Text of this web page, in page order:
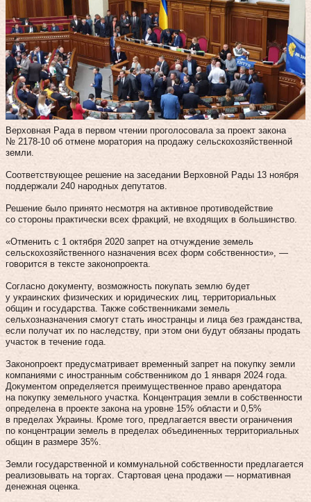
Верховная Рада в первом чтении проголосовала за проект закона
№ 2178-10 об отмене моратория на продажу сельскохозяйственной
земли.
Соответствующее решение на заседании Верховной Рады 13 ноября
поддержали 240 народных депутатов.
Решение было принято несмотря на активное противодействие
со стороны практически всех фракций, не входящих в большинство.
«Отменить с 1 октября 2020 запрет на отчуждение земель
сельскохозяйственного назначения всех форм собственности», —
говорится в тексте законопроекта.
Согласно документу, возможность покупать землю будет
у украинских физических и юридических лиц, территориальных
общин и государства. Также собственниками земель
сельхозназначения смогут стать иностранцы и лица без гражданства,
если получат их по наследству, при этом они будут обязаны продать
участок в течение года.
Законопроект предусматривает временный запрет на покупку земли
компаниями с иностранным собственником до 1 января 2024 года.
Документом определяется преимущественное право арендатора
на покупку земельного участка. Концентрация земли в собственности
определена в проекте закона на уровне 15% области и 0,5%
в пределах Украины. Кроме того, предлагается ввести ограничения
по концентрации земель в пределах объединенных территориальных
общин в размере 35%.
Земли государственной и коммунальной собственности предлагается
реализовывать на торгах. Стартовая цена продажи — нормативная
денежная оценка.